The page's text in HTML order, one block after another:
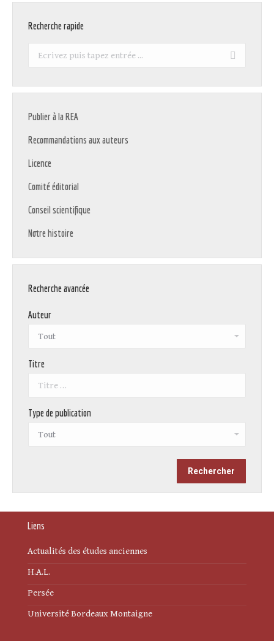
Recherche rapide
Recherche
Publier à la REA
Recommandations aux auteurs
Licence
Comité éditorial
Conseil scientifique
Notre histoire
Recherche avancée
Auteur
Titre
Type de publication
Liens
Actualités des études anciennes
H.A.L.
Persée
Université Bordeaux Montaigne